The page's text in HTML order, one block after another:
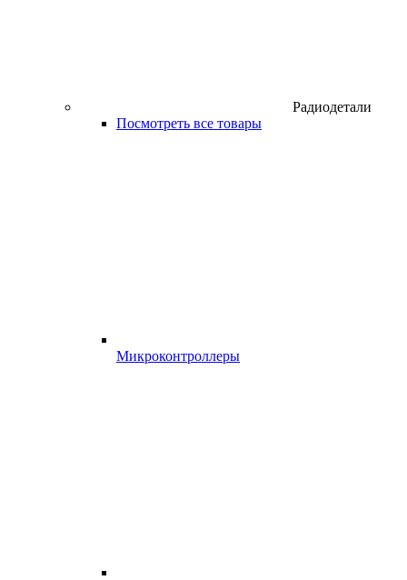
Радиодетали
Посмотреть все товары
Микроконтроллеры